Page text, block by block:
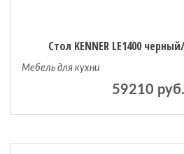
Стол KENNER LE1400
Мебель для кухни
59210 руб.